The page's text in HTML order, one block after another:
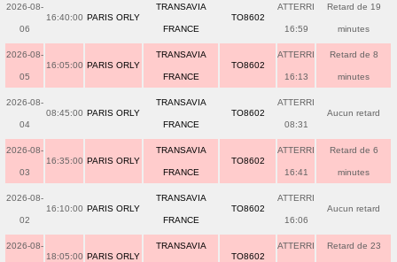
2026-08-
06
16:40:00 PARIS ORLY
TRANSAVIA
FRANCE
TO8602
ATTERRI
16:59
Retard de 19
minutes
2026-08-
05
16:05:00 PARIS ORLY
TRANSAVIA
FRANCE
TO8602
ATTERRI
16:13
Retard de 8
minutes
2026-08-
04
08:45:00 PARIS ORLY
TRANSAVIA
FRANCE
TO8602
ATTERRI
08:31
Aucun retard
2026-08-
03
16:35:00 PARIS ORLY
TRANSAVIA
FRANCE
TO8602
ATTERRI
16:41
Retard de 6
minutes
2026-08-
02
16:10:00 PARIS ORLY
TRANSAVIA
FRANCE
TO8602
ATTERRI
16:06
Aucun retard
2026-08-
18:05:00 PARIS ORLY
TRANSAVIA
TO8602
ATTERRI Retard de 23